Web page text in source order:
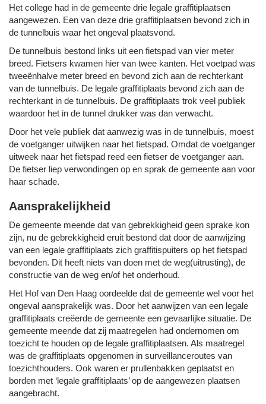
Het college had in de gemeente drie legale graffitiplaatsen
aangewezen. Een van deze drie graffitiplaatsen bevond zich in
de tunnelbuis waar het ongeval plaatsvond.
De tunnelbuis bestond links uit een fietspad van vier meter
breed. Fietsers kwamen hier van twee kanten. Het voetpad was
tweeënhalve meter breed en bevond zich aan de rechterkant
van de tunnelbuis. De legale graffitiplaats bevond zich aan de
rechterkant in de tunnelbuis. De graffitiplaats trok veel publiek
waardoor het in de tunnel drukker was dan verwacht.
Door het vele publiek dat aanwezig was in de tunnelbuis, moest
de voetganger uitwijken naar het fietspad. Omdat de voetganger
uitweek naar het fietspad reed een fietser de voetganger aan.
De fietser liep verwondingen op en sprak de gemeente aan voor
haar schade.
Aansprakelijkheid
De gemeente meende dat van gebrekkigheid geen sprake kon
zijn, nu de gebrekkigheid eruit bestond dat door de aanwijzing
van een legale graffitiplaats zich graffitispuiters op het fietspad
bevonden. Dit heeft niets van doen met de weg(uitrusting), de
constructie van de weg en/of het onderhoud.
Het Hof van Den Haag oordeelde dat de gemeente wel voor het
ongeval aansprakelijk was. Door het aanwijzen van een legale
graffitiplaats creëerde de gemeente een gevaarlijke situatie. De
gemeente meende dat zij maatregelen had ondernomen om
toezicht te houden op de legale graffitiplaatsen. Als maatregel
was de graffitiplaats opgenomen in surveillanceroutes van
toezichthouders. Ook waren er prullenbakken geplaatst en
borden met ‘legale graffitiplaats’ op de aangewezen plaatsen
aangebracht.